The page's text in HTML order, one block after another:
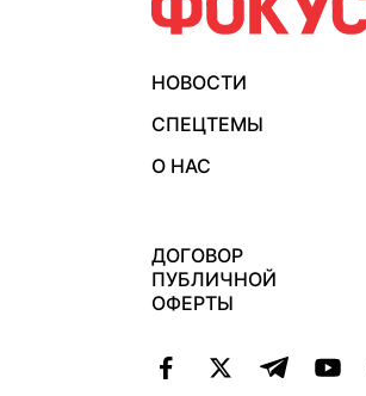
НОВОСТИ
СПЕЦТЕМЫ
О НАС
ДОГОВОР
ПУБЛИЧНОЙ
ОФЕРТЫ